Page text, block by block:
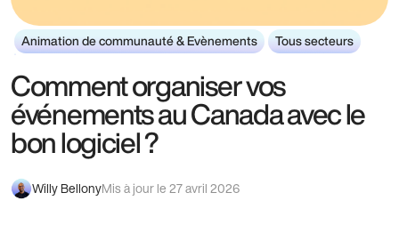
Animation de communauté & Evènements Tous secteurs
Comment organiser vos
événements au Canada avec le
bon logiciel ?
Willy BellonyMis à jour le 27 avril 2026